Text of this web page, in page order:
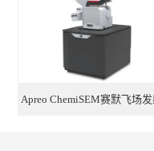
Apreo ChemiSEM赛默飞场发